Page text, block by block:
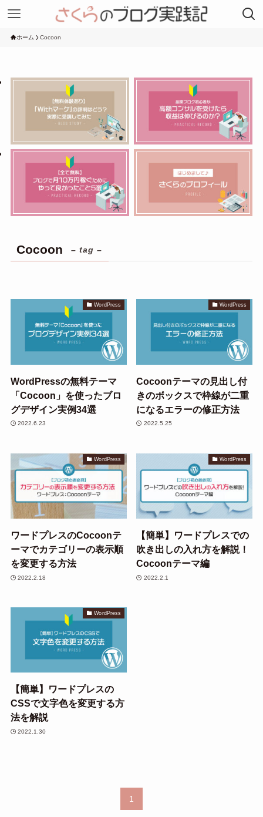
ホーム Cocoon
Cocoon – tag –
WordPress
WordPressの無料テーマ
「Cocoon」を使ったブロ
グデザイン実例34選
2022.6.23
WordPress
Cocoonテーマの見出し付
きのボックスで枠線が二重
になるエラーの修正方法
2022.5.25
WordPress
ワードプレスのCocoonテ
ーマでカテゴリーの表示順
を変更する方法
2022.2.18
WordPress
【簡単】ワードプレスでの
吹き出しの入れ方を解説！
Cocoonテーマ編
2022.2.1
WordPress
【簡単】ワードプレスの
CSSで文字色を変更する方
法を解説
2022.1.30
1